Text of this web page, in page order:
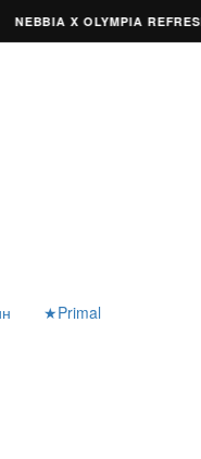
NEBBIA X OLYMPIA REFRESH
★Primal